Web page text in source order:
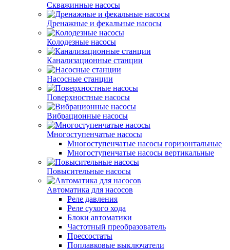
Скважинные насосы
Дренажные и фекальные насосы
Колодезные насосы
Канализационные станции
Насосные станции
Поверхностные насосы
Вибрационные насосы
Многоступенчатые насосы
Многоступенчатые насосы горизонтальные
Многоступенчатые насосы вертикальные
Повысительные насосы
Автоматика для насосов
Реле давления
Реле сухого хода
Блоки автоматики
Частотный преобразователь
Прессостаты
Поплавковые выключатели